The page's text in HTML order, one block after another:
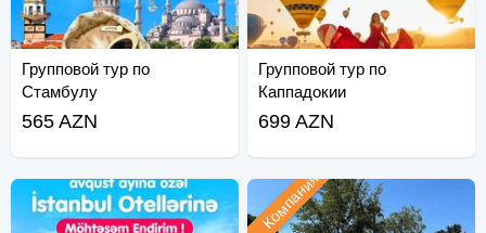
Групповой тур по
Стамбулу
565 AZN
Групповой тур по
Каппадокии
699 AZN
Компания